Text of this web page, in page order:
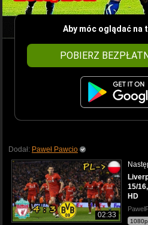
Aby móc oglądać na
POBIERZ
Dodał: Paweł Pawcio
02:33
15/
HD
1080p